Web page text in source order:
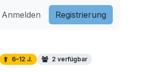
Anmelden Registri​​erung
6–12 J. 2 verfügbar